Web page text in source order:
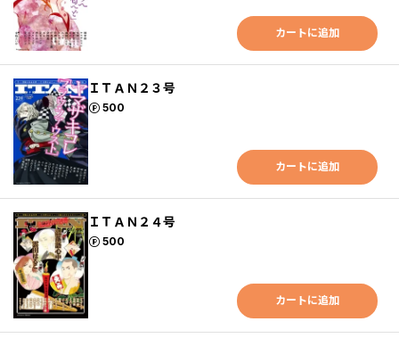
カートに追加
ＩＴＡＮ２３号
500
ポイント
カートに追加
ＩＴＡＮ２４号
500
ポイント
カートに追加